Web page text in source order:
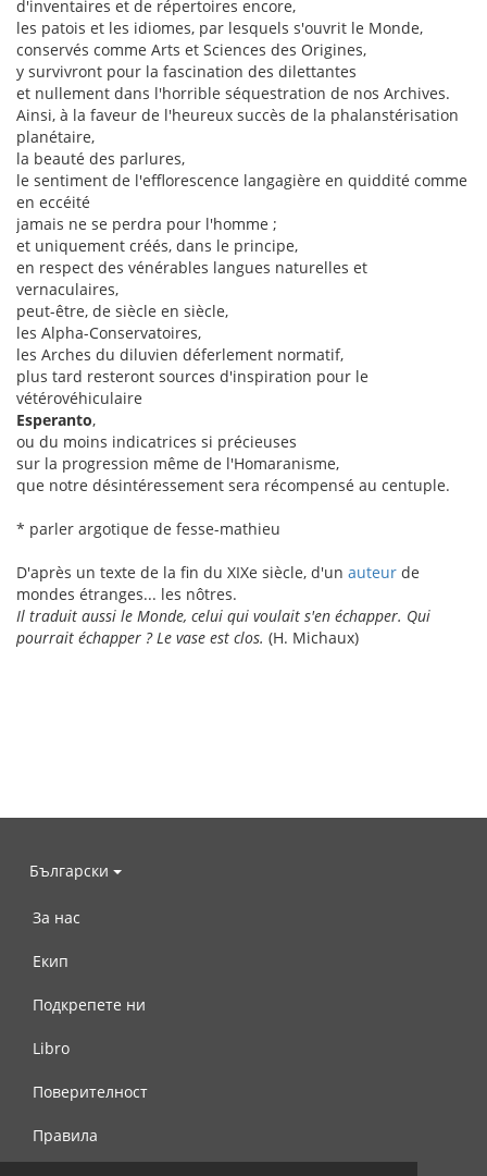
d'inventaires et de répertoires encore,
les patois et les idiomes, par lesquels s'ouvrit le Monde,
conservés comme Arts et Sciences des Origines,
y survivront pour la fascination des dilettantes
et nullement dans l'horrible séquestration de nos Archives.
Ainsi, à la faveur de l'heureux succès de la phalanstérisation
planétaire,
la beauté des parlures,
le sentiment de l'efflorescence langagière en quiddité comme
en eccéité
jamais ne se perdra pour l'homme ;
et uniquement créés, dans le principe,
en respect des vénérables langues naturelles et
vernaculaires,
peut-être, de siècle en siècle,
les Alpha-Conservatoires,
les Arches du diluvien déferlement normatif,
plus tard resteront sources d'inspiration pour le
vétérovéhiculaire
Esperanto,
ou du moins indicatrices si précieuses
sur la progression même de l'Homaranisme,
que notre désintéressement sera récompensé au centuple.
* parler argotique de fesse-mathieu
D'après un texte de la fin du XIXe siècle, d'un auteur de
mondes étranges... les nôtres.
Il traduit aussi le Monde, celui qui voulait s'en échapper. Qui
pourrait échapper ? Le vase est clos. (H. Michaux)
Български
За нас
Екип
Подкрепете ни
Libro
Поверителност
Правила